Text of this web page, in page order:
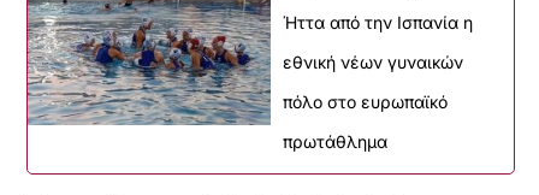
Ήττα από την Ισπανία η
εθνική νέων γυναικών
πόλο στο ευρωπαϊκό
πρωτάθλημα